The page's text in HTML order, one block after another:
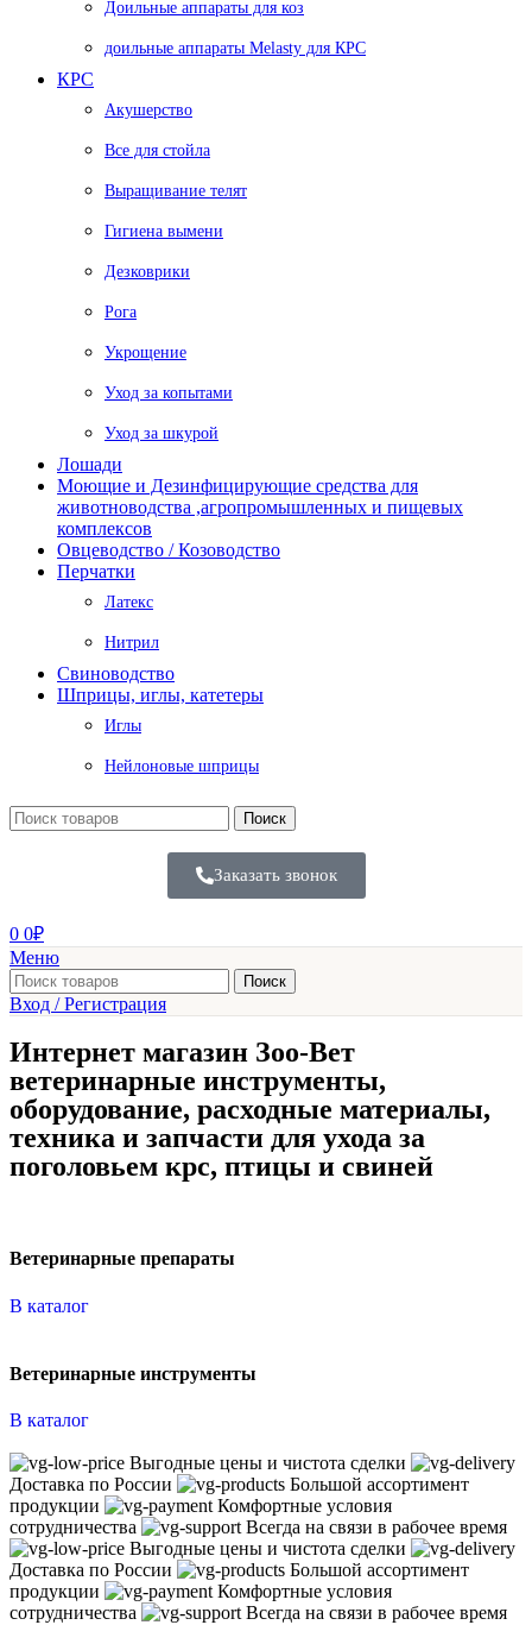
Доильные аппараты для коз
доильные аппараты Melasty для КРС
КРС
Акушерство
Все для стойла
Выращивание телят
Гигиена вымени
Дезковрики
Рога
Укрощение
Уход за копытами
Уход за шкурой
Лошади
Моющие и Дезинфицирующие средства для
животноводства ,агропромышленных и пищевых
комплексов
Овцеводство / Козоводство
Перчатки
Латекс
Нитрил
Свиноводство
Шприцы, иглы, катетеры
Иглы
Нейлоновые шприцы
Поиск
Заказать звонок
0 0₽
Меню
Поиск
Вход / Регистрация
Интернет магазин Зоо-Вет
ветеринарные инструменты,
оборудование, расходные материалы,
техника и запчасти для ухода за
поголовьем крс, птицы и свиней
Ветеринарные препараты
В каталог
Ветеринарные инструменты
В каталог
Выгодные цены и чистота сделки
Доставка по России
Большой ассортимент
продукции
Комфортные условия
сотрудничества
Всегда на связи в рабочее время
Выгодные цены и чистота сделки
Доставка по России
Большой ассортимент
продукции
Комфортные условия
сотрудничества
Всегда на связи в рабочее время